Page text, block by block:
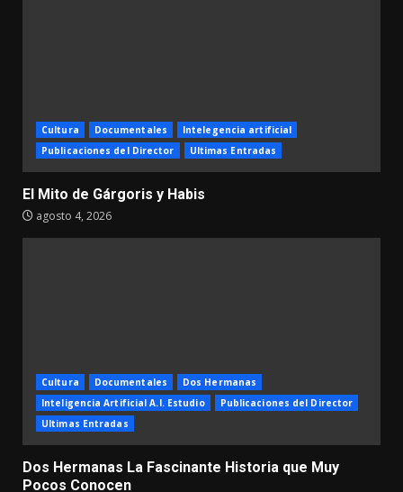
Cultura Documentales
Intelegencia artificial
Publicaciones del Director
Ultimas Entradas
El Mito de Gárgoris y Habis
agosto 4, 2026
Cultura Documentales
Dos Hermanas
Inteligencia Artificial A.I. Estudio
Publicaciones del Director
Ultimas Entradas
Dos Hermanas La Fascinante Historia que Muy
Pocos Conocen